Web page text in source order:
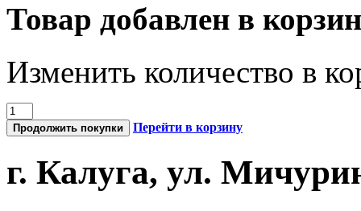
Товар добавлен в
Изменить количество в
Продолжить покупки Перейти в корзину
г. Калуга, ул.